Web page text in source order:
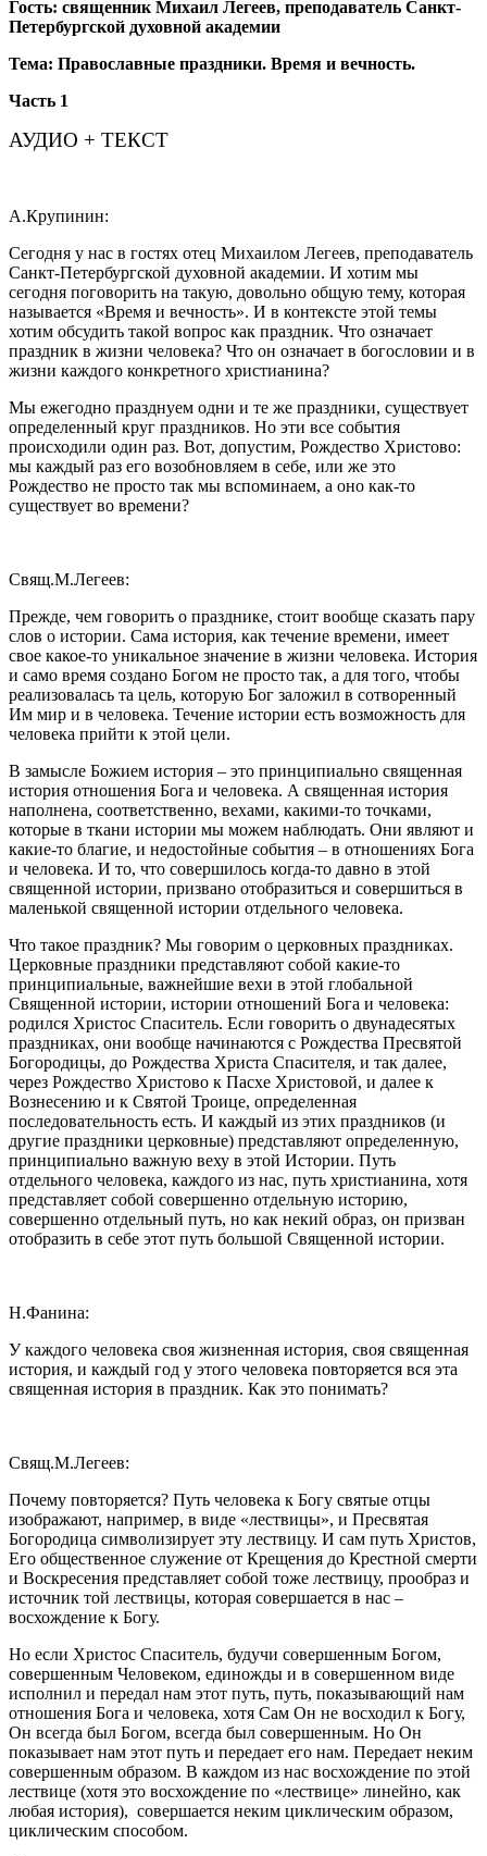
Гость: священник Михаил Легеев, преподаватель Санкт-
Петербургской духовной академии
Тема: Православные праздники. Время и вечность.
Часть 1
АУДИО + ТЕКСТ
А.Крупинин:
Сегодня у нас в гостях отец Михаилом Легеев, преподаватель
Санкт-Петербургской духовной академии. И хотим мы
сегодня поговорить на такую, довольно общую тему, которая
называется «Время и вечность». И в контексте этой темы
хотим обсудить такой вопрос как праздник. Что означает
праздник в жизни человека? Что он означает в богословии и в
жизни каждого конкретного христианина?
Мы ежегодно празднуем одни и те же праздники, существует
определенный круг праздников. Но эти все события
происходили один раз. Вот, допустим, Рождество Христово:
мы каждый раз его возобновляем в себе, или же это
Рождество не просто так мы вспоминаем, а оно как-то
существует во времени?
Свящ.М.Легеев:
Прежде, чем говорить о празднике, стоит вообще сказать пару
слов о истории. Сама история, как течение времени, имеет
свое какое-то уникальное значение в жизни человека. История
и само время создано Богом не просто так, а для того, чтобы
реализовалась та цель, которую Бог заложил в сотворенный
Им мир и в человека. Течение истории есть возможность для
человека прийти к этой цели.
В замысле Божием история – это принципиально священная
история отношения Бога и человека. А священная история
наполнена, соответственно, вехами, какими-то точками,
которые в ткани истории мы можем наблюдать. Они являют и
какие-то благие, и недостойные события – в отношениях Бога
и человека. И то, что совершилось когда-то давно в этой
священной истории, призвано отобразиться и совершиться в
маленькой священной истории отдельного человека.
Что такое праздник? Мы говорим о церковных праздниках.
Церковные праздники представляют собой какие-то
принципиальные, важнейшие вехи в этой глобальной
Священной истории, истории отношений Бога и человека:
родился Христос Спаситель. Если говорить о двунадесятых
праздниках, они вообще начинаются с Рождества Пресвятой
Богородицы, до Рождества Христа Спасителя, и так далее,
через Рождество Христово к Пасхе Христовой, и далее к
Вознесению и к Святой Троице, определенная
последовательность есть. И каждый из этих праздников (и
другие праздники церковные) представляют определенную,
принципиально важную веху в этой Истории. Путь
отдельного человека, каждого из нас, путь христианина, хотя
представляет собой совершенно отдельную историю,
совершенно отдельный путь, но как некий образ, он призван
отобразить в себе этот путь большой Священной истории.
Н.Фанина:
У каждого человека своя жизненная история, своя священная
история, и каждый год у этого человека повторяется вся эта
священная история в праздник. Как это понимать?
Свящ.М.Легеев:
Почему повторяется? Путь человека к Богу святые отцы
изображают, например, в виде «лествицы», и Пресвятая
Богородица символизирует эту лествицу. И сам путь Христов,
Его общественное служение от Крещения до Крестной смерти
и Воскресения представляет собой тоже лествицу, прообраз и
источник той лествицы, которая совершается в нас –
восхождение к Богу.
Но если Христос Спаситель, будучи совершенным Богом,
совершенным Человеком, единожды и в совершенном виде
исполнил и передал нам этот путь, путь, показывающий нам
отношения Бога и человека, хотя Сам Он не восходил к Богу,
Он всегда был Богом, всегда был совершенным. Но Он
показывает нам этот путь и передает его нам. Передает неким
совершенным образом. В каждом из нас восхождение по этой
лествице (хотя это восхождение по «лествице» линейно, как
любая история), совершается неким циклическим образом,
циклическим способом.